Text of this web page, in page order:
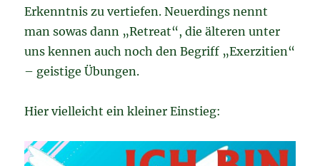
Erkenntnis zu vertiefen. Neuerdings nennt
man sowas dann „Retreat“, die älteren unter
uns kennen auch noch den Begriff „Exerzitien“
– geistige Übungen.
Hier vielleicht ein kleiner Einstieg: